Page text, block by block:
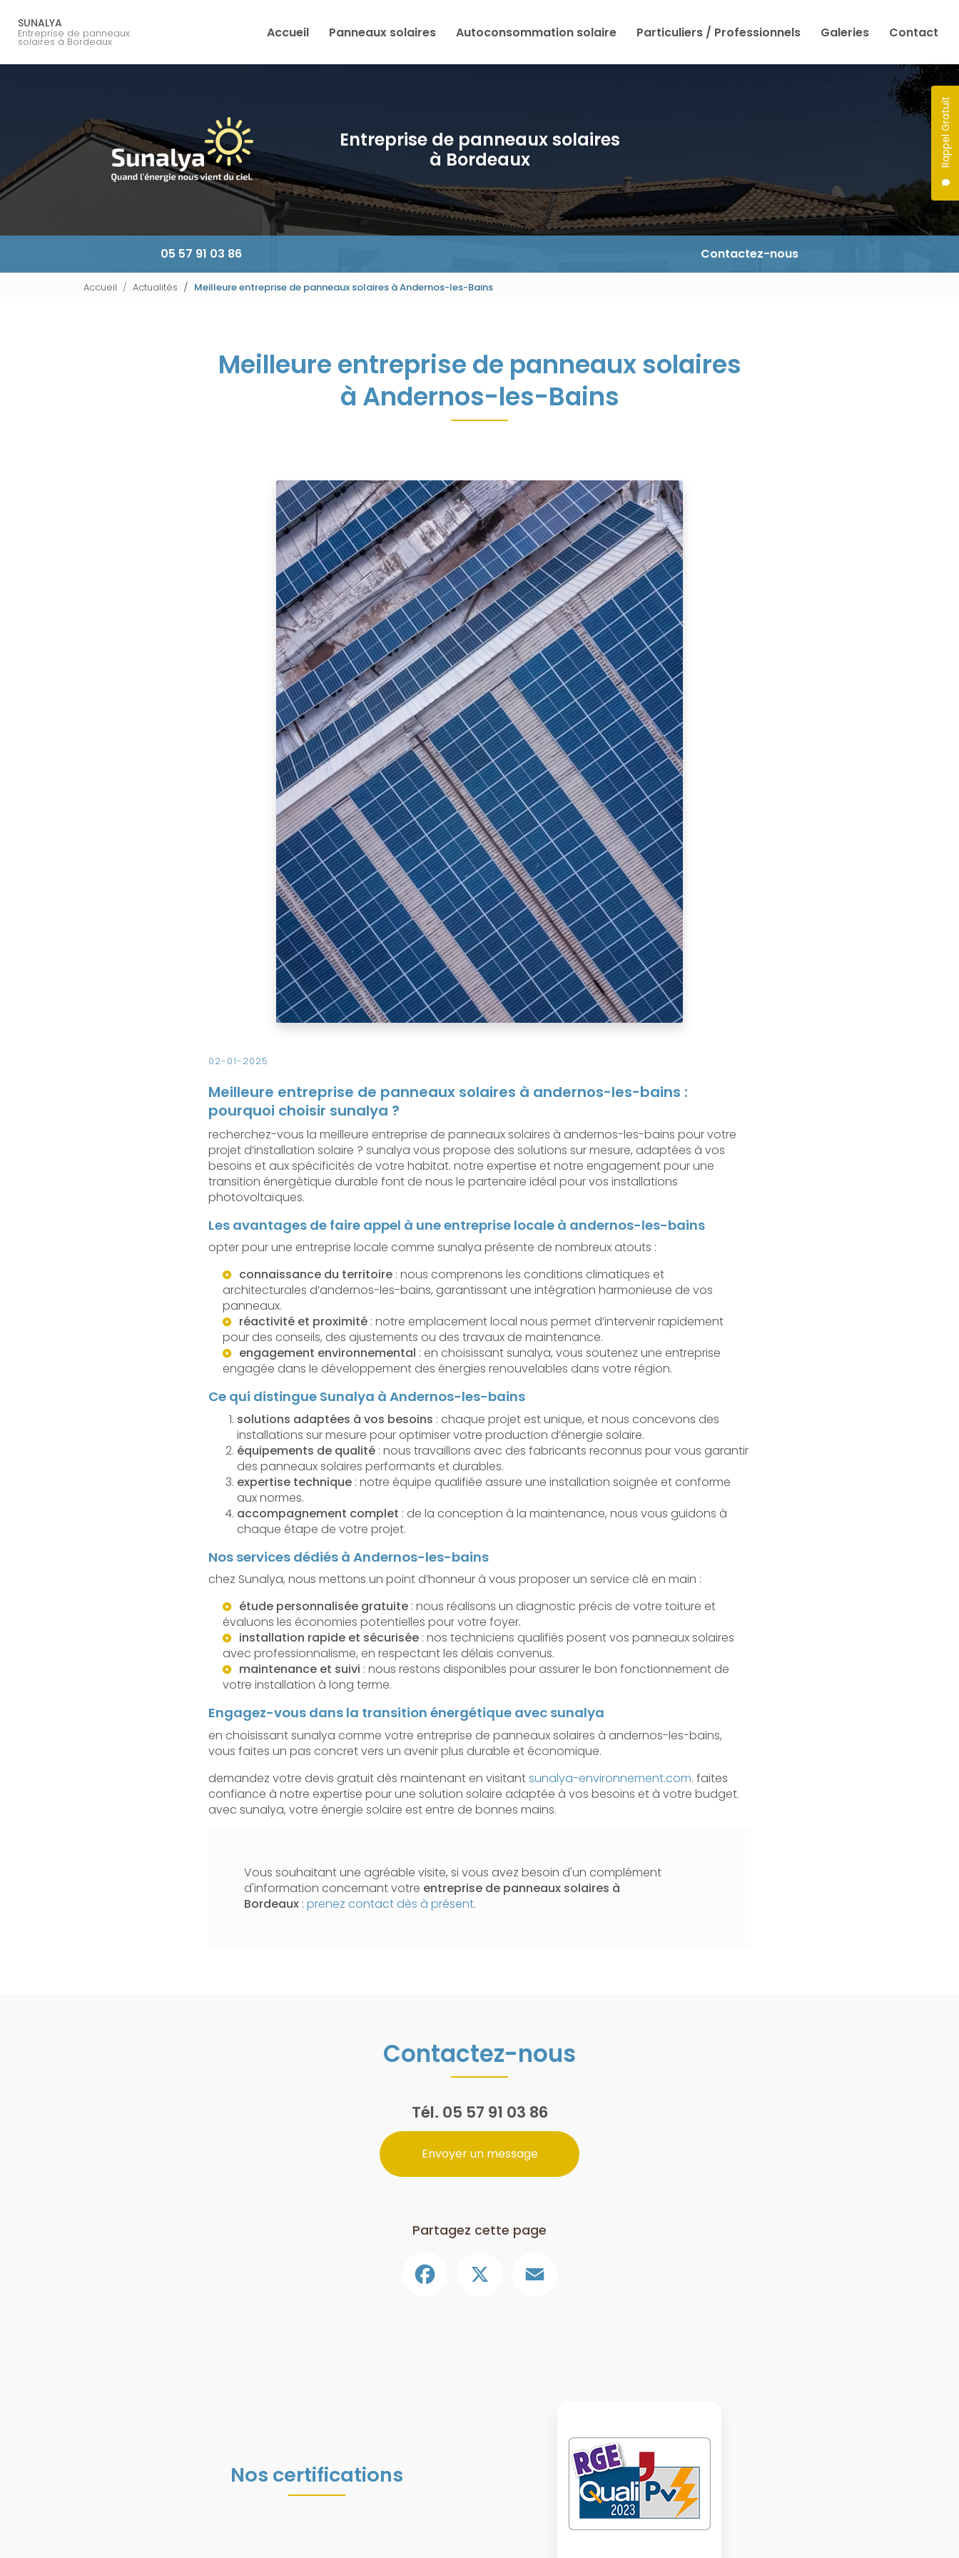
contenu
SUNALYA
Entreprise de panneaux
solaires à Bordeaux
Rappel Gratuit
Accueil
Panneaux solaires Autoconsommation solaire Particuliers / Professionnels Galeries Contact
Entreprise de panneaux solaires
à Bordeaux
05 57 91 03 86 Contactez-nous
Accueil Actualités Meilleure entreprise de panneaux solaires à Andernos-les-Bains
Meilleure entreprise de panneaux solaires
à Andernos-les-Bains
02-01-2025
Meilleure entreprise de panneaux solaires à andernos-les-bains :
pourquoi choisir sunalya ?
recherchez-vous la meilleure entreprise de panneaux solaires à andernos-les-bains pour votre
projet d’installation solaire ? sunalya vous propose des solutions sur mesure, adaptées à vos
besoins et aux spécificités de votre habitat. notre expertise et notre engagement pour une
transition énergétique durable font de nous le partenaire idéal pour vos installations
photovoltaïques.
Les avantages de faire appel à une entreprise locale à andernos-les-bains
opter pour une entreprise locale comme sunalya présente de nombreux atouts :
connaissance du territoire : nous comprenons les conditions climatiques et
architecturales d’andernos-les-bains, garantissant une intégration harmonieuse de vos
panneaux.
réactivité et proximité : notre emplacement local nous permet d’intervenir rapidement
pour des conseils, des ajustements ou des travaux de maintenance.
engagement environnemental : en choisissant sunalya, vous soutenez une entreprise
engagée dans le développement des énergies renouvelables dans votre région.
Ce qui distingue Sunalya à Andernos-les-bains
solutions adaptées à vos besoins : chaque projet est unique, et nous concevons des
installations sur mesure pour optimiser votre production d’énergie solaire.
équipements de qualité : nous travaillons avec des fabricants reconnus pour vous garantir
des panneaux solaires performants et durables.
expertise technique : notre équipe qualifiée assure une installation soignée et conforme
aux normes.
accompagnement complet : de la conception à la maintenance, nous vous guidons à
chaque étape de votre projet.
Nos services dédiés à Andernos-les-bains
chez Sunalya, nous mettons un point d’honneur à vous proposer un service clé en main :
étude personnalisée gratuite : nous réalisons un diagnostic précis de votre toiture et
évaluons les économies potentielles pour votre foyer.
installation rapide et sécurisée : nos techniciens qualifiés posent vos panneaux solaires
avec professionnalisme, en respectant les délais convenus.
maintenance et suivi : nous restons disponibles pour assurer le bon fonctionnement de
votre installation à long terme.
Engagez-vous dans la transition énergétique avec sunalya
en choisissant sunalya comme votre entreprise de panneaux solaires à andernos-les-bains,
vous faites un pas concret vers un avenir plus durable et économique.
demandez votre devis gratuit dès maintenant en visitantsunalya-environnement.com. faites
confiance à notre expertise pour une solution solaire adaptée à vos besoins et à votre budget.
avec sunalya, votre énergie solaire est entre de bonnes mains.
Vous souhaitant une agréable visite, si vous avez besoin d'un complément
d'information concernant votre entreprise de panneaux solaires à
Bordeaux : prenez contact dès à présent.
Contactez-nous
Tél. 05 57 91 03 86
Envoyer un message
Partagez cette page
Nos certifications